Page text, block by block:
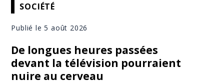
SOCIÉTÉ
Publié le 5 août 2026
De longues heures passées
devant la télévision pourraient
nuire au cerveau